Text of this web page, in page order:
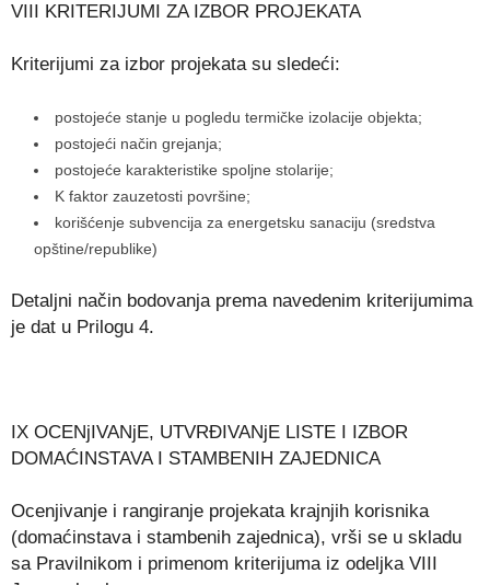
VIII KRITERIJUMI ZA IZBOR PROJEKATA
Kriterijumi za izbor projekata su sledeći:
postojeće stanje u pogledu termičke izolacije objekta;
postojeći način grejanja;
postojeće karakteristike spoljne stolarije;
K faktor zauzetosti površine;
korišćenje subvencija za energetsku sanaciju (sredstva
opštine/republike)
Detaljni način bodovanja prema navedenim kriterijumima
je dat u Prilogu 4.
IX OCENjIVANjE, UTVRĐIVANjE LISTE I IZBOR
DOMAĆINSTAVA I STAMBENIH ZAJEDNICA
Ocenjivanje i rangiranje projekata krajnjih korisnika
(domaćinstava i stambenih zajednica), vrši se u skladu
sa Pravilnikom i primenom kriterijuma iz odeljka VIII